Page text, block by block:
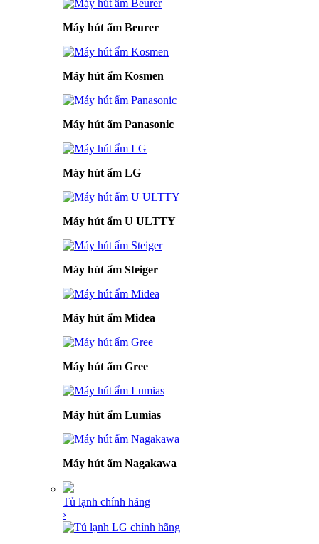
Máy hút ẩm Beurer
Máy hút ẩm Kosmen
Máy hút ẩm Panasonic
Máy hút ẩm LG
Máy hút ẩm U ULTTY
Máy hút ẩm Steiger
Máy hút ẩm Midea
Máy hút ẩm Gree
Máy hút ẩm Lumias
Máy hút ẩm Nagakawa
Tủ lạnh chính hãng
›